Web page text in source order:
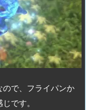
で、フライパンか
です。